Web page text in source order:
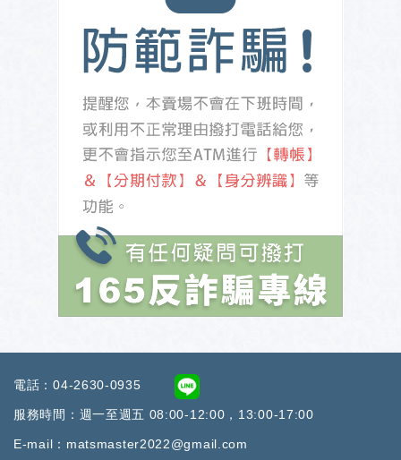
電話：04-2630-0935
服務時間：週一至週五 08:00-12:00，13:00-17:00
E-mail： matsmaster2022@gmail.com